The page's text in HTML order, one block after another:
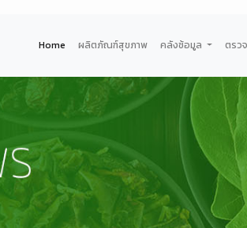
Home ผลิตภัณฑ์สุขภาพ คลังช้อมูล ตรว